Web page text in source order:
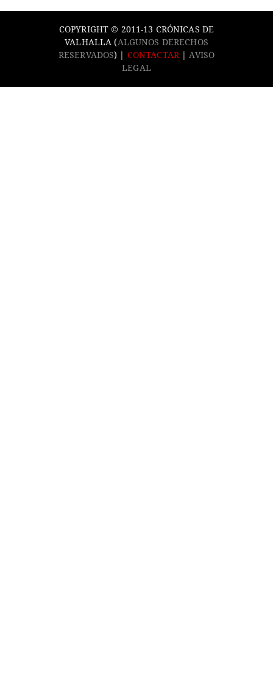
COPYRIGHT © 2011-13 CRÓNICAS DE
VALHALLA (ALGUNOS DERECHOS
RESERVADOS) | CONTACTAR|AVISO
LEGAL